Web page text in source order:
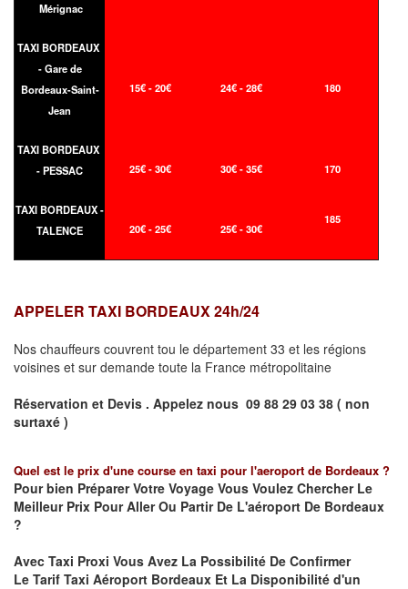
Mérignac
TAXI BORDEAUX
- Gare de
Bordeaux-Saint-
Jean
15€ - 20€ 24€ - 28€ 180
TAXI BORDEAUX
- PESSAC
25€ - 30€ 30€ - 35€ 170
TAXI BORDEAUX -
TALENCE
20€ - 25€ 25€ - 30€
185
APPELER TAXI BORDEAUX 24h/24
Nos chauffeurs couvrent tou le département 33 et les régions
voisines et sur demande toute la France métropolitaine
Réservation et Devis . Appelez nous 09 88 29 03 38 ( non
surtaxé )
Quel est le prix d'une course en taxi pour l'aeroport de Bordeaux ?
Pour bien Préparer Votre Voyage Vous Voulez Chercher Le
Meilleur Prix Pour Aller Ou Partir De L'aéroport De Bordeaux
?
Avec Taxi Proxi Vous Avez La Possibilité De Confirmer
Le Tarif Taxi Aéroport Bordeaux Et La Disponibilité d'un